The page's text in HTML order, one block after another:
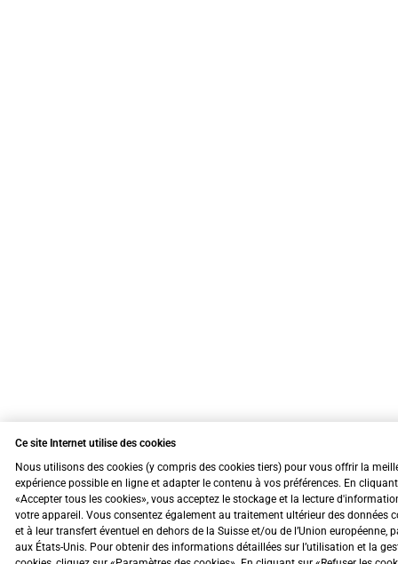
Ce site Internet utilise des cookies
Nous utilisons des cookies (y compris des cookies tiers) pour vous offrir la
expérience possible en ligne et adapter le contenu à vos préférences. En
«Accepter tous les cookies», vous acceptez le stockage et la lecture
votre appareil. Vous consentez également au traitement ultérieur des données
et à leur transfert éventuel en dehors de la Suisse et/ou de l’Union européenne,
aux États-Unis. Pour obtenir des informations détaillées sur l’utilisation et la